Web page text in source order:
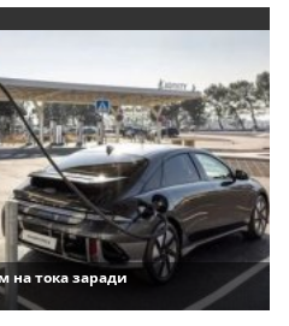
тока заради